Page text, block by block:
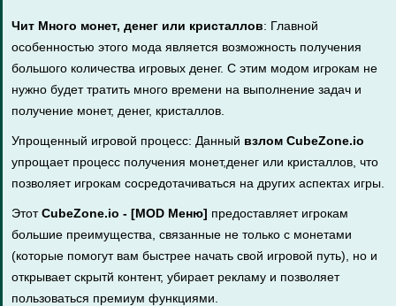
Чит Много монет, денег или кристаллов: Главной
особенностью этого мода является возможность получения
большого количества игровых денег. С этим модом игрокам не
нужно будет тратить много времени на выполнение задач и
получение монет, денег, кристаллов.
Упрощенный игровой процесс: Данный взлом CubeZone.io
упрощает процесс получения монет,денег или кристаллов, что
позволяет игрокам сосредотачиваться на других аспектах игры.
ЭтотCubeZone.io - [MOD Меню] предоставляет игрокам
большие преимущества, связанные не только с монетами
(которые помогут вам быстрее начать свой игровой путь), но и
открывает скрытй контент, убирает рекламу и позволяет
пользоваться премиум функциями.